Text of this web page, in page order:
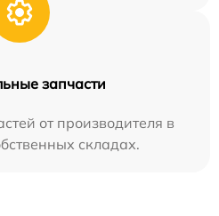
запчасти
от производителя в
складах.